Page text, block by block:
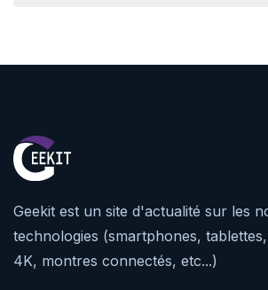
Geekit est un site d'actualité sur les
technologies (smartphones,
4K, montres connectés, etc...)